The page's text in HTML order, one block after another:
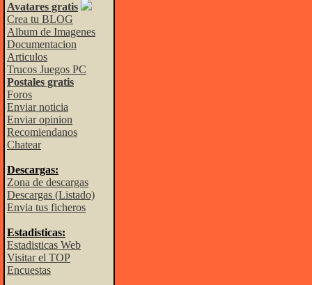
Avatares gratis
Crea tu BLOG
Album de Imagenes
Documentacion
Articulos
Trucos Juegos PC
Postales gratis
Foros
Enviar noticia
Enviar opinion
Recomiendanos
Chatear
Descargas:
Zona de descargas
Descargas (Listado)
Envia tus ficheros
Estadisticas:
Estadisticas Web
Visitar el TOP
Encuestas